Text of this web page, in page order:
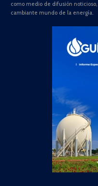
como medio de difusión
cambiante mundo de la energía.